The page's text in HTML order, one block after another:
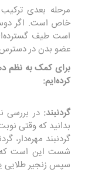
مرحله بعدی
خاص است. اگر دوست
است طیف
عضو بدن در دسترس
برای کمک به نظم
کرده‌ایم:
گردنبند: در بررسی
بدانید که وقتی
گردنبند مهره‌دار،
شست این است که
سپس زنجیر طلایی